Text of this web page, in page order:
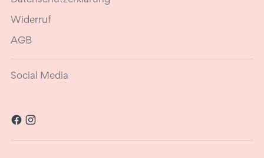
Widerruf
AGB
Social Media